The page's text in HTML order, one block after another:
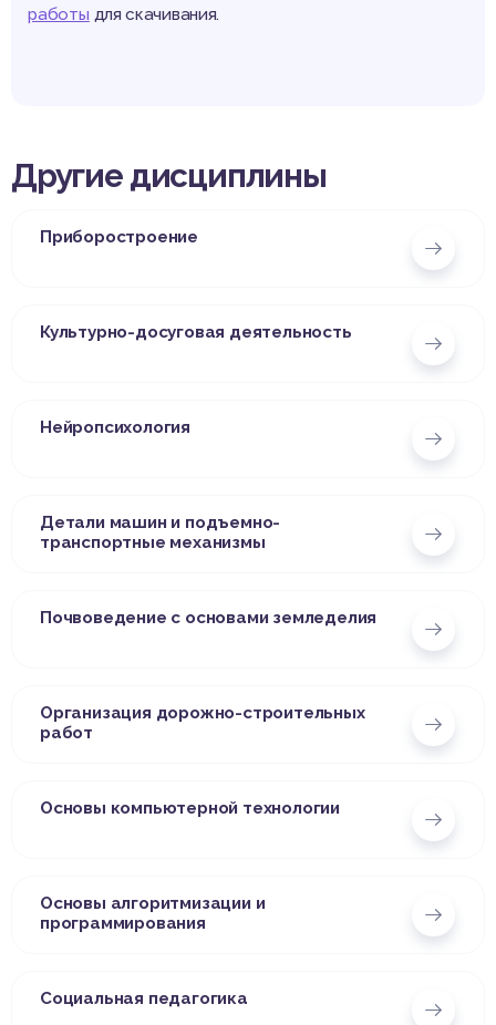
работы для скачивания.
Другие дисциплины
Приборостроение
Культурно-досуговая деятельность
Нейропсихология
Детали машин и подъемно-
транспортные механизмы
Почвоведение с основами земледелия
Организация дорожно-строительных
работ
Основы компьютерной технологии
Основы алгоритмизации и
программирования
Социальная педагогика